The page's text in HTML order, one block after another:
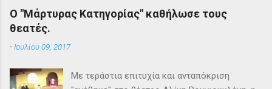
Ο "Μάρτυρας Κατηγορίας" καθήλωσε τους
θεατές.
-Ιουλίου 09, 2017
Με τεράστια επιτυχία και ανταπόκριση